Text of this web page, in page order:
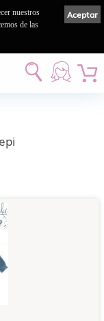
Aceptar
nuestros
de las